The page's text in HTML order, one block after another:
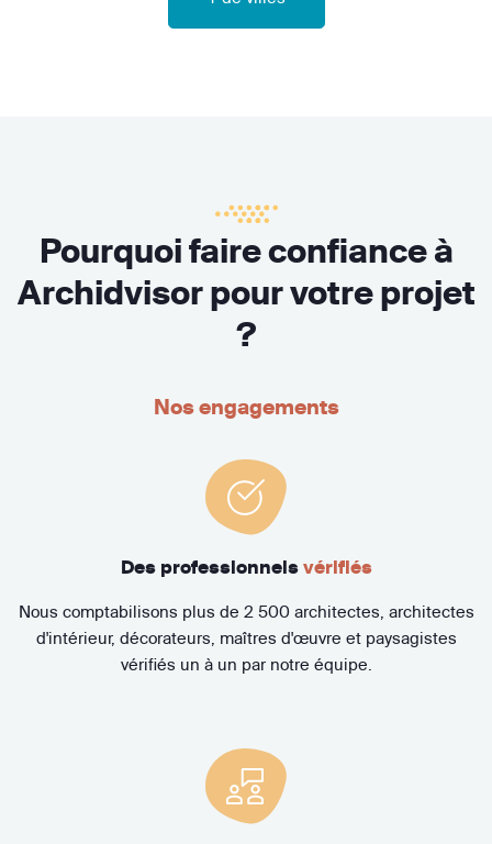
Pourquoi faire confiance à
Archidvisor pour votre projet
?
Nos engagements
Des professionnels vérifiés
Nous comptabilisons plus de 2 500 architectes, architectes
d'intérieur, décorateurs, maîtres d'œuvre et paysagistes
vérifiés un à un par notre équipe.